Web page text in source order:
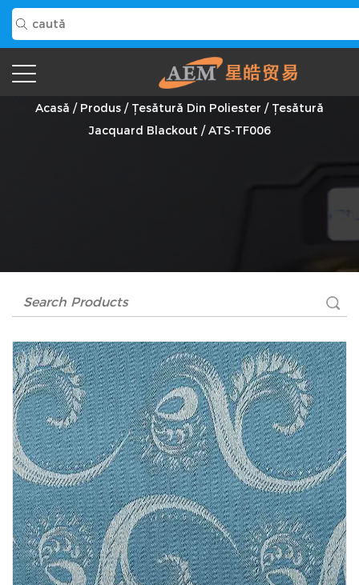
ATS-TF006 Furnizor
Acasă / Produs / Țesătură Din Poliester / Țesătură
Jacquard Blackout /ATS-TF006